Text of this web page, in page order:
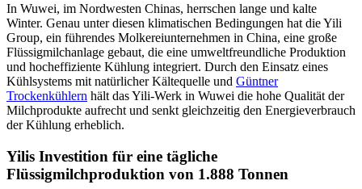
In Wuwei, im Nordwesten Chinas, herrschen lange und kalte
Winter. Genau unter diesen klimatischen Bedingungen hat die Yili
Group, ein führendes Molkereiunternehmen in China, eine große
Flüssigmilchanlage gebaut, die eine umweltfreundliche Produktion
und hocheffiziente Kühlung integriert. Durch den Einsatz eines
Kühlsystems mit natürlicher Kältequelle und Güntner
Trockenkühlern hält das Yili-Werk in Wuwei die hohe Qualität der
Milchprodukte aufrecht und senkt gleichzeitig den Energieverbrauch
der Kühlung erheblich.
Yilis Investition für eine tägliche
Flüssigmilchproduktion von 1.888 Tonnen